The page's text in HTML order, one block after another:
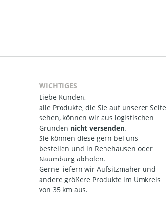
WICHTIGES
Liebe Kunden,
alle Produkte, die Sie auf unserer Seite
sehen, können wir aus logistischen
Gründen nicht versenden.
Sie können diese gern bei uns
bestellen und in Rehehausen oder
Naumburg abholen.
Gerne liefern wir Aufsitzmäher und
andere größere Produkte im Umkreis
von 35 km aus.